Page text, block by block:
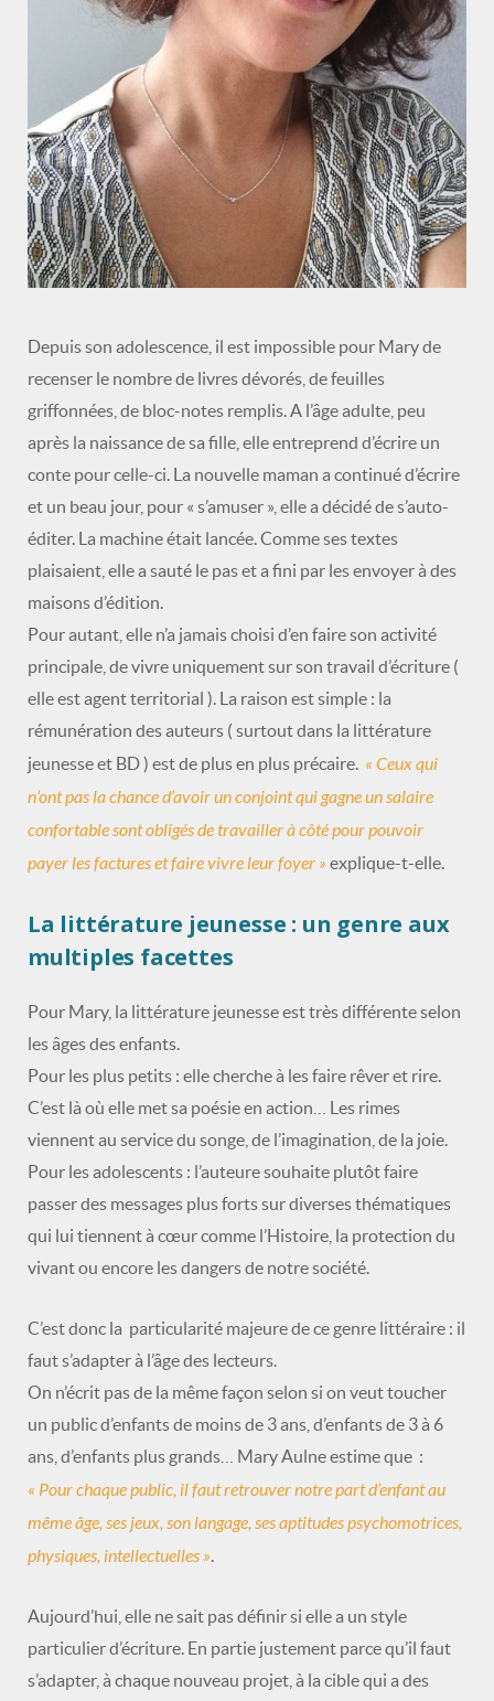
Depuis son adolescence, il est impossible pour Mary de
recenser le nombre de livres dévorés, de feuilles
griffonnées, de bloc-notes remplis. A l’âge adulte, peu
après la naissance de sa fille, elle entreprend d’écrire un
conte pour celle-ci. La nouvelle maman a continué d’écrire
et un beau jour, pour « s’amuser », elle a décidé de s’auto-
éditer. La machine était lancée. Comme ses textes
plaisaient, elle a sauté le pas et a fini par les envoyer à des
maisons d’édition.
Pour autant, elle n’a jamais choisi d’en faire son activité
principale, de vivre uniquement sur son travail d’écriture (
elle est agent territorial ). La raison est simple : la
rémunération des auteurs ( surtout dans la littérature
jeunesse et BD ) est de plus en plus précaire. « Ceux qui
n’ont pas la chance d’avoir un conjoint qui gagne un salaire
confortable sont obligés de travailler à côté pour pouvoir
payer les factures et faire vivre leur foyer » explique-t-elle.
La littérature jeunesse : un genre aux
multiples facettes
Pour Mary, la littérature jeunesse est très différente selon
les âges des enfants.
Pour les plus petits : elle cherche à les faire rêver et rire.
C’est là où elle met sa poésie en action… Les rimes
viennent au service du songe, de l’imagination, de la joie.
Pour les adolescents : l’auteure souhaite plutôt faire
passer des messages plus forts sur diverses thématiques
qui lui tiennent à cœur comme l’Histoire, la protection du
vivant ou encore les dangers de notre société.
C’est donc la particularité majeure de ce genre littéraire : il
faut s’adapter à l’âge des lecteurs.
On n’écrit pas de la même façon selon si on veut toucher
un public d’enfants de moins de 3 ans, d’enfants de 3 à 6
ans, d’enfants plus grands… Mary Aulne estime que :
« Pour chaque public, il faut retrouver notre part d’enfant au
même âge, ses jeux, son langage, ses aptitudes psychomotrices,
physiques, intellectuelles ».
Aujourd’hui, elle ne sait pas définir si elle a un style
particulier d’écriture. En partie justement parce qu’il faut
s’adapter, à chaque nouveau projet, à la cible qui a des